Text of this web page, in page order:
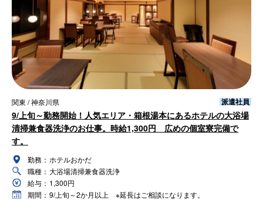
関東 / 神奈川県 派遣社員
9/上旬～勤務開始！人気エリア・箱根湯本にあるホテルの大浴場
清掃兼食器洗浄のお仕事。時給1,300円 広めの個室寮完備で
す。
勤務： ホテルおかだ
職種： 大浴場清掃兼食器洗浄
給与： 1,300円
期間： 9/上旬～2か月以上 ※延長はご相談になります。